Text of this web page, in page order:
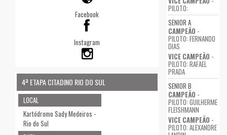
Facebook
Instagram
4ª ETAPA CITADINO RIO DO SUL
LOCAL
Kartódromo Sady Medeiros -
Rio do Sul
PILOTO:
SENIOR A
CAMPEÃO -
PILOTO: FERNANDO
DIAS
VICE CAMPEÃO -
PILOTO: RAFAEL
PRADA
SENIOR B
CAMPEÃO -
PILOTO: GUILHERME
FLEISHMANN
VICE CAMPEÃO -
PILOTO: ALEXANDRE